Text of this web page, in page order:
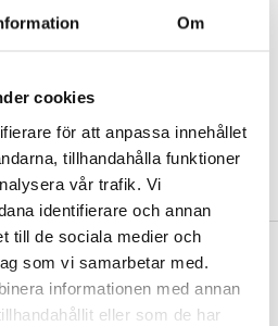
Om
cookies
för att anpassa innehållet
tillhandahålla funktioner
vår trafik. Vi
identifierare och annan
till de sociala medier och
som vi samarbetar med.
informationen med annan
eller som de har
FRAKTEN?
Vår gräns för fraktfri leverans bestäms
du handlar från. Läs mer här »